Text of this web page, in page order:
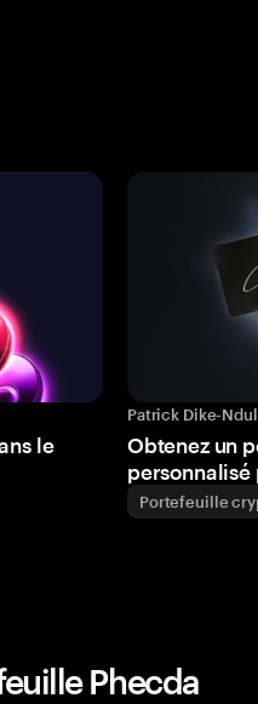
le
Patrick Dike-
Obtenez un
personnalisé
Portefeuille
Phecda